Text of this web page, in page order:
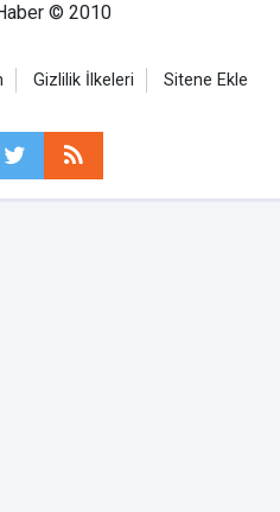
© 2010
Gizlilik İlkeleri Sitene Ekle